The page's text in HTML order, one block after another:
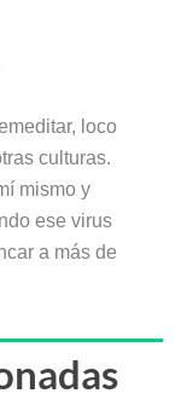
loco
culturas.
mismo y
ese virus
a más de